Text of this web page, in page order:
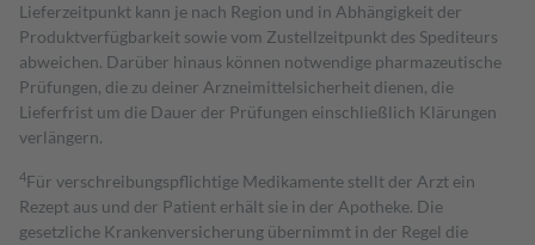
Lieferzeitpunkt kann je nach Region und in Abhängigkeit der
Produktverfügbarkeit sowie vom Zustellzeitpunkt des Spediteurs
abweichen. Darüber hinaus können notwendige pharmazeutische
Prüfungen, die zu deiner Arzneimittelsicherheit dienen, die
Lieferfrist um die Dauer der Prüfungen einschließlich Klärungen
verlängern.
4Für verschreibungspflichtige Medikamente stellt der Arzt ein
Rezept aus und der Patient erhält sie in der Apotheke. Die
gesetzliche Krankenversicherung übernimmt in der Regel die